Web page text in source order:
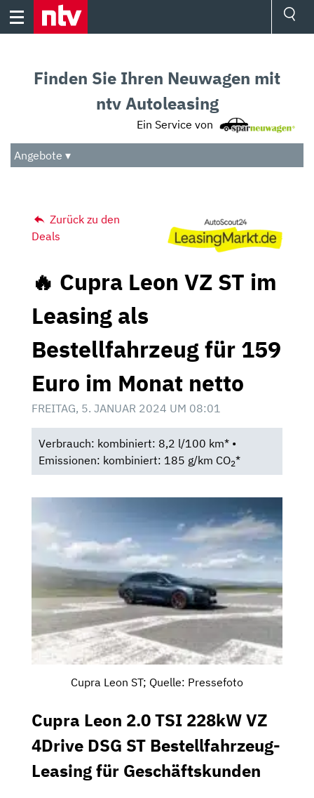
Skip
Audio
Das Beste
Finden Sie Ihren Neuwagen mit
ntv Autoleasing
Ein Service von
Angebote ▾
Zurück zu den
Deals
🔥 Cupra Leon VZ ST im
Leasing als
Bestellfahrzeug für 159
Euro im Monat netto
FREITAG, 5. JANUAR 2024 UM 08:01
Verbrauch: kombiniert: 8,2 l/100 km* •
Emissionen: kombiniert: 185 g/km CO2*
Cupra Leon ST; Quelle: Pressefoto
Cupra Leon 2.0 TSI 228kW VZ
4Drive DSG ST Bestellfahrzeug-
Leasing für Geschäftskunden